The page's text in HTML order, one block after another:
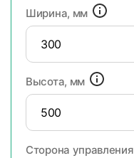
Ширина, мм
Высота, мм
Сторона управления